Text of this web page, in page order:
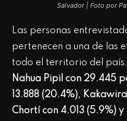
Salvador | Foto por
Las personas
pertenecen a una de las
todo el territorio del
Nahua Pipil con 29.445
13.888 (20.4%),
Chortí con 4.013 (5.9%)